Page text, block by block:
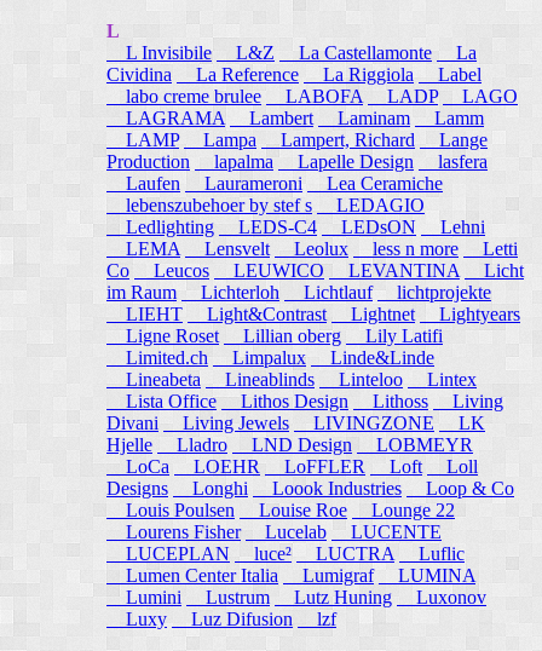
L
L Invisibile
L&Z La Castellamonte
La
Cividina
La Reference La Riggiola
Label
labo creme brulee
LABOFA LADP
LAGO
LAGRAMA
Lambert Laminam
Lamm
LAMP
Lampa Lampert, Richard
Lange
Production
lapalma Lapelle Design
lasfera
Laufen
Laurameroni
Lea Ceramiche
lebenszubehoer by stef s
LEDAGIO
Ledlighting
LEDS-C4 LEDsON
Lehni
LEMA
Lensvelt Leolux less n more
Letti
Co
Leucos LEUWICO LEVANTINA
Licht
im Raum
Lichterloh Lichtlauf lichtprojekte
LIEHT
Light&Contrast Lightnet
Lightyears
Ligne Roset
Lillian oberg
Lily Latifi
Limited.ch
Limpalux
Linde&Linde
Lineabeta
Lineablinds Linteloo
Lintex
Lista Office Lithos Design Lithoss
Living
Divani
Living Jewels LIVINGZONE
LK
Hjelle
Lladro LND Design
LOBMEYR
LoCa
LOEHR LoFFLER Loft
Loll
Designs
Longhi Loook Industries
Loop & Co
Louis Poulsen
Louise Roe
Lounge 22
Lourens Fisher
Lucelab
LUCENTE
LUCEPLAN
luce² LUCTRA
Luflic
Lumen Center Italia
Lumigraf
LUMINA
Lumini
Lustrum Lutz Huning
Luxonov
Luxy
Luz Difusion lzf